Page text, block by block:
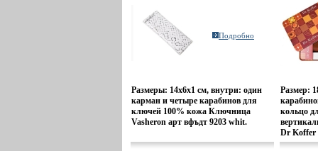
Подробно
Размеры: 14х6х1 см, внутри: один
карман и четыре карабинов для
ключей 100% кожа Ключница
Vasheron арт вфъдт 9203 whit.
Размер:
кольцо
Dr Koffer